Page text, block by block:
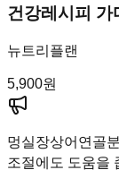
건강레시피 가
뉴트리플랜
5,900원
멍실장상어연골
조절에도 도움을